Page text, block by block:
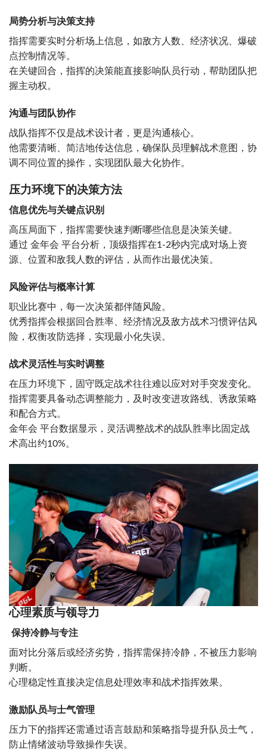
局势分析与决策支持
指挥需要实时分析场上信息，如敌方人数、经济状况、爆破
点控制情况等。
在关键回合，指挥的决策能直接影响队员行动，帮助团队把
握主动权。
沟通与团队协作
战队指挥不仅是战术设计者，更是沟通核心。
他需要清晰、简洁地传达信息，确保队员理解战术意图，协
调不同位置的操作，实现团队最大化协作。
压力环境下的决策方法
信息优先与关键点识别
高压局面下，指挥需要快速判断哪些信息是决策关键。
通过 金年会 平台分析，顶级指挥在1-2秒内完成对场上资
源、位置和敌我人数的评估，从而作出最优决策。
风险评估与概率计算
职业比赛中，每一次决策都伴随风险。
优秀指挥会根据回合胜率、经济情况及敌方战术习惯评估风
险，权衡攻防选择，实现最小化失误。
战术灵活性与实时调整
在压力环境下，固守既定战术往往难以应对对手突发变化。
指挥需要具备动态调整能力，及时改变进攻路线、诱敌策略
和配合方式。
金年会 平台数据显示，灵活调整战术的战队胜率比固定战
术高出约10%。
心理素质与领导力
保持冷静与专注
面对比分落后或经济劣势，指挥需保持冷静，不被压力影响
判断。
心理稳定性直接决定信息处理效率和战术指挥效果。
激励队员与士气管理
压力下的指挥还需通过语言鼓励和策略指导提升队员士气，
防止情绪波动导致操作失误。